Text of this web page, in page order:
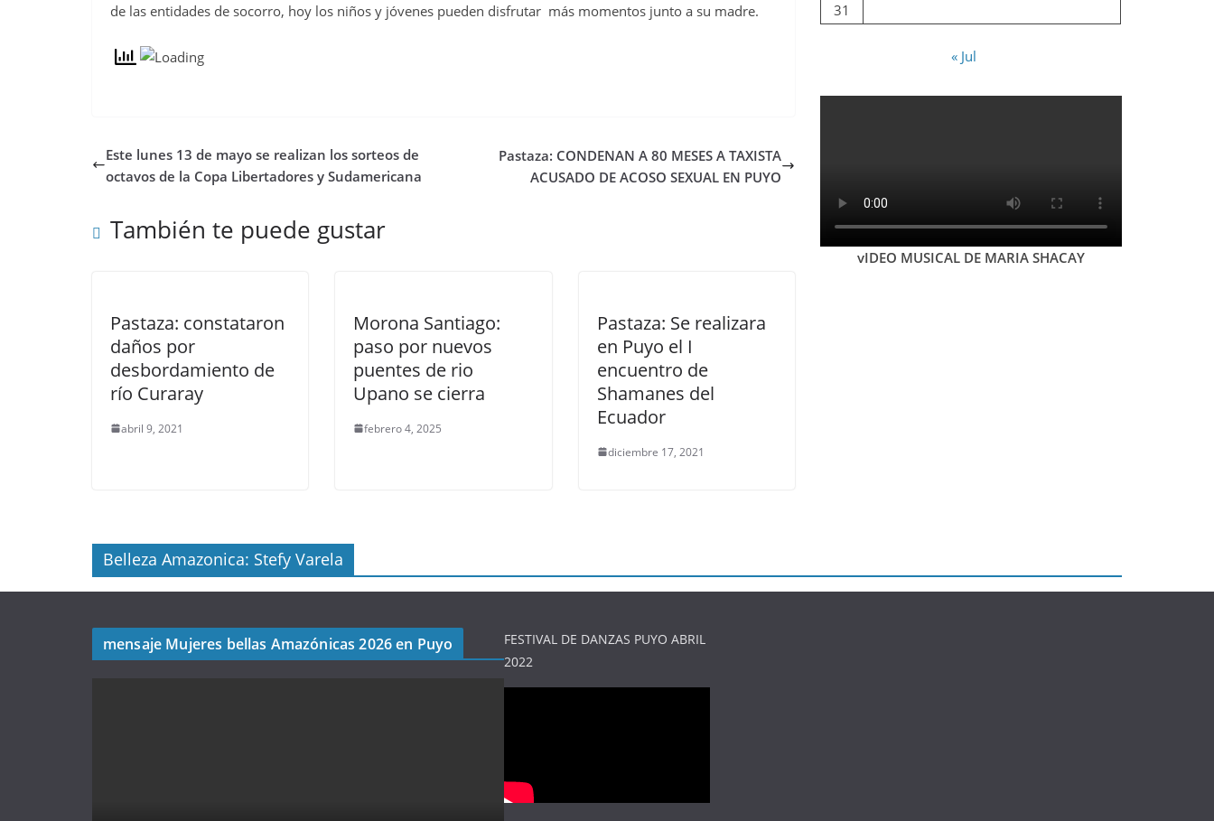
de las entidades de socorro, hoy los niños y jóvenes pueden disfrutar más momentos junto a su madre.
Este lunes 13 de mayo se realizan los sorteos de
octavos de la Copa Libertadores y Sudamericana
Pastaza: CONDENAN A 80 MESES A TAXISTA
ACUSADO DE ACOSO SEXUAL EN PUYO
También te puede gustar
Pastaza: constataron
daños por
desbordamiento de
río Curaray
abril 9, 2021
Morona Santiago:
paso por nuevos
puentes de rio
Upano se cierra
febrero 4, 2025
Pastaza: Se realizara
en Puyo el I
encuentro de
Shamanes del
Ecuador
diciembre 17, 2021
31
« Jul
vIDEO MUSICAL DE MARIA SHACAY
Belleza Amazonica: Stefy Varela
mensaje Mujeres bellas Amazónicas 2026 en Puyo
FESTIVAL DE DANZAS PUYO ABRIL
2022